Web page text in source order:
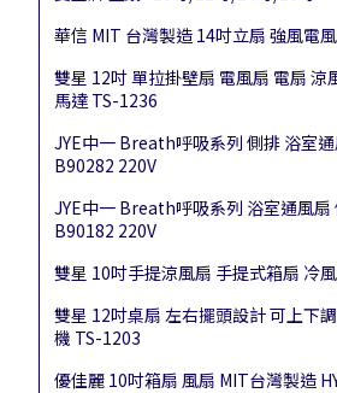
華信 MIT 台灣製造 14吋立扇 強風電
雙星 12吋 單拉掛壁扇 電風扇 電扇 涼
馬達 TS-1236
JYE中一 Breath呼吸系列 側排 浴室
B90282 220V
JYE中一 Breath呼吸系列 浴室通風扇
B90182 220V
雙星 10吋手提涼風扇 手提式箱扇 冷
雙星 12吋桌扇 左右擺頭設計 可上下
機 TS-1203
優佳麗 10吋箱扇 風扇 MIT台灣製造